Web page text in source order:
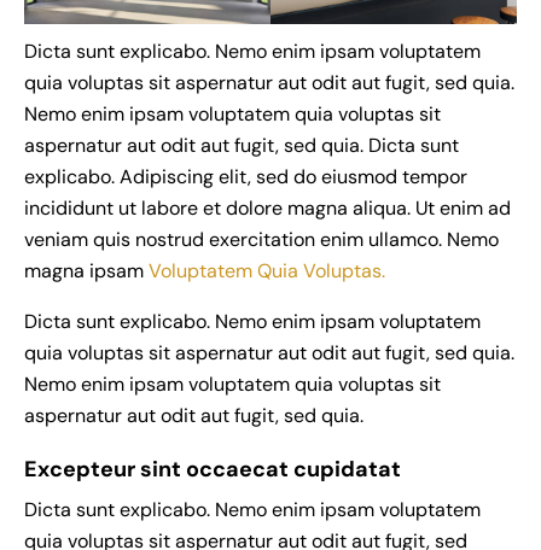
Dicta sunt explicabo. Nemo enim ipsam voluptatem
quia voluptas sit aspernatur aut odit aut fugit, sed quia.
Nemo enim ipsam voluptatem quia voluptas sit
aspernatur aut odit aut fugit, sed quia. Dicta sunt
explicabo. Adipiscing elit, sed do eiusmod tempor
incididunt ut labore et dolore magna aliqua. Ut enim ad
veniam quis nostrud exercitation enim ullamco. Nemo
magna ipsamVoluptatem Quia Voluptas.
Dicta sunt explicabo. Nemo enim ipsam voluptatem
quia voluptas sit aspernatur aut odit aut fugit, sed quia.
Nemo enim ipsam voluptatem quia voluptas sit
aspernatur aut odit aut fugit, sed quia.
Excepteur sint occaecat cupidatat
Dicta sunt explicabo. Nemo enim ipsam voluptatem
quia voluptas sit aspernatur aut odit aut fugit, sed